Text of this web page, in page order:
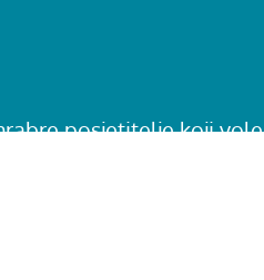
posjetitelje koji vole